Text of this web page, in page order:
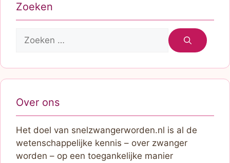
Zoeken
Zoek
Over ons
Het doel van snelzwangerworden.nl is al de
wetenschappelijke kennis – over zwanger
worden – op een toegankelijke manier